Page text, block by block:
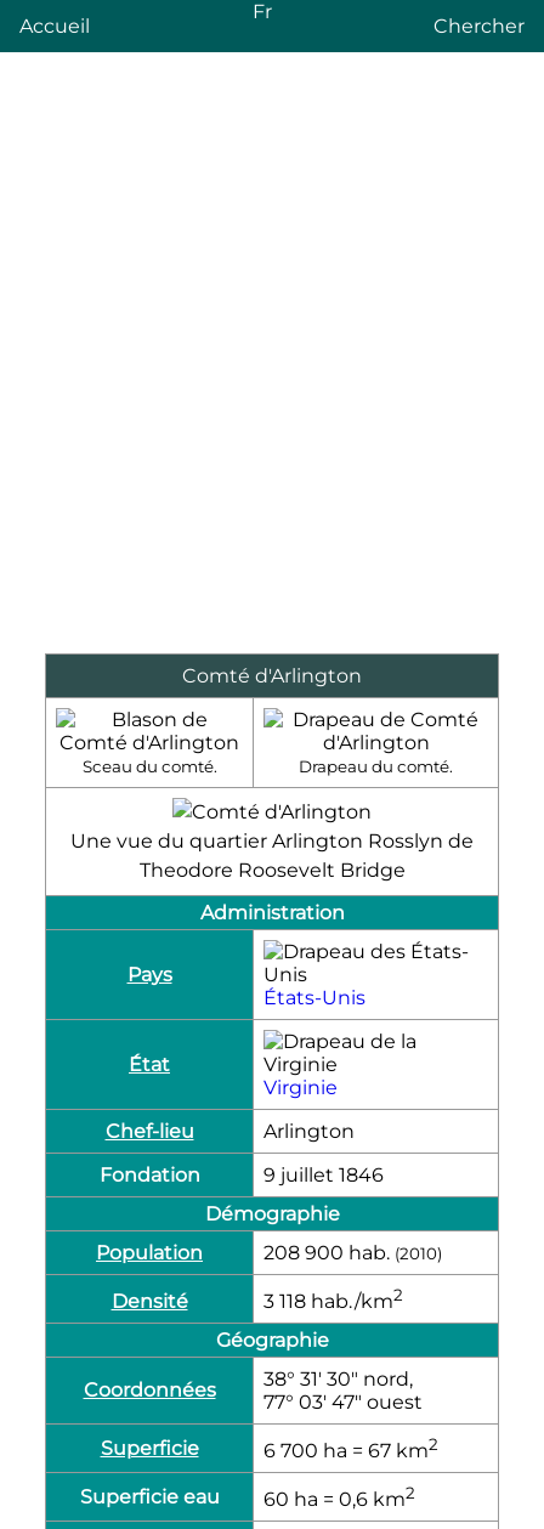
Accueil
Fr
Chercher
Comté d'Arlington
Sceau du comté. Drapeau du comté.
Une vue du quartier Arlington Rosslyn de
Theodore Roosevelt Bridge
Administration
Pays
États-Unis
État
Virginie
Chef-lieu
Arlington
Fondation
9 juillet 1846
Démographie
Population
208 900 hab. (2010)
Densité 3 118 hab./km2
Géographie
Coordonnées
38° 31′ 30″ nord,
77° 03′ 47″ ouest
Superficie
6 700 ha = 67 km2
Superficie eau 60 ha = 0,6 km2